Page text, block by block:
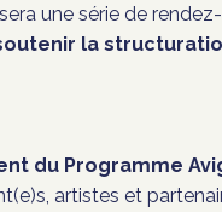
une série de
la
du Programme
artistes et